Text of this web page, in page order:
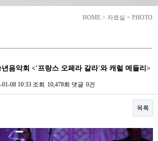
HOME > 자료실 > PHOTO
년음악회 <'프랑스 오페라 갈라'와 캐럴 메들리>
01-08 10:33 조회 10,478회 댓글 0건
목록